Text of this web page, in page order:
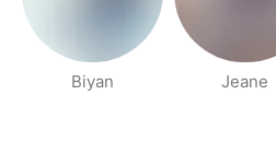
Biyan Jeane